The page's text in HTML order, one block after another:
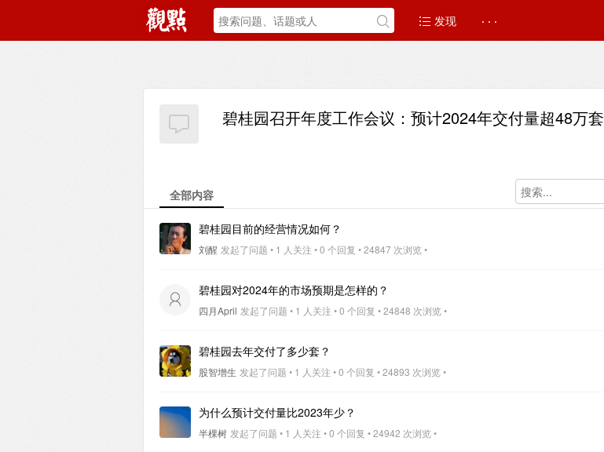
发现 · · ·
碧桂园召开年度工作会议：预计2024年交付量超48万套
全部内容
碧桂园目前的经营情况如何？
刘醒 发起了问题 • 1 人关注 • 0 个回复 • 24847 次浏览 •
碧桂园对2024年的市场预期是怎样的？
四月April 发起了问题 • 1 人关注 • 0 个回复 • 24848 次浏览 •
碧桂园去年交付了多少套？
股智增生 发起了问题 • 1 人关注 • 0 个回复 • 24893 次浏览 •
为什么预计交付量比2023年少？
半棵树 发起了问题 • 1 人关注 • 0 个回复 • 24942 次浏览 •